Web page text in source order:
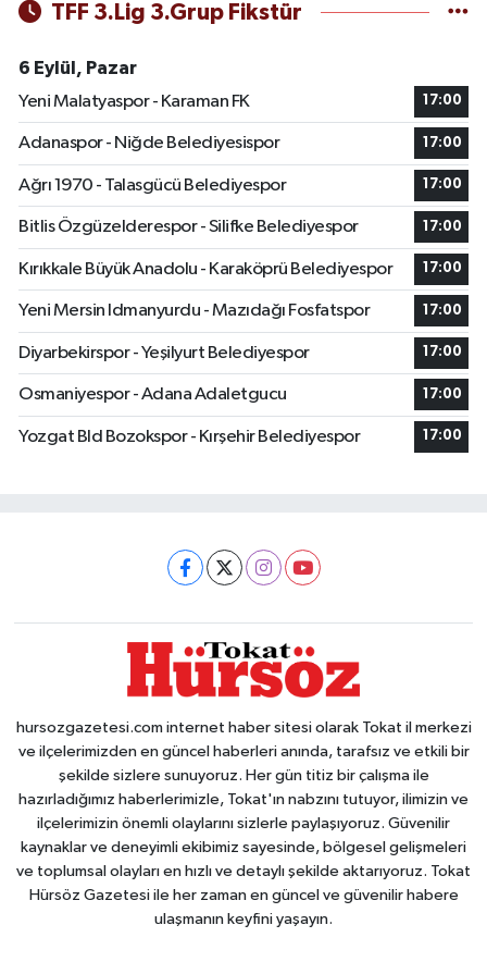
TFF 3.Lig 3.Grup Fikstür
6 Eylül, Pazar
Yeni Malatyaspor - Karaman FK
17:00
Adanaspor - Niğde Belediyesispor 17:00
Ağrı 1970 - Talasgücü Belediyespor 17:00
Bitlis Özgüzelderespor - Silifke Belediyespor 17:00
Kırıkkale Büyük Anadolu - Karaköprü Belediyespor 17:00
Yeni Mersin Idmanyurdu - Mazıdağı Fosfatspor 17:00
Diyarbekirspor - Yeşilyurt Belediyespor 17:00
Osmaniyespor - Adana Adaletgucu 17:00
Yozgat Bld Bozokspor - Kırşehir Belediyespor 17:00
hursozgazetesi.com internet haber sitesi olarak Tokat il merkezi
ve ilçelerimizden en güncel haberleri anında, tarafsız ve etkili bir
şekilde sizlere sunuyoruz. Her gün titiz bir çalışma ile
hazırladığımız haberlerimizle, Tokat'ın nabzını tutuyor, ilimizin ve
ilçelerimizin önemli olaylarını sizlerle paylaşıyoruz. Güvenilir
kaynaklar ve deneyimli ekibimiz sayesinde, bölgesel gelişmeleri
ve toplumsal olayları en hızlı ve detaylı şekilde aktarıyoruz. Tokat
Hürsöz Gazetesi ile her zaman en güncel ve güvenilir habere
ulaşmanın keyfini yaşayın.